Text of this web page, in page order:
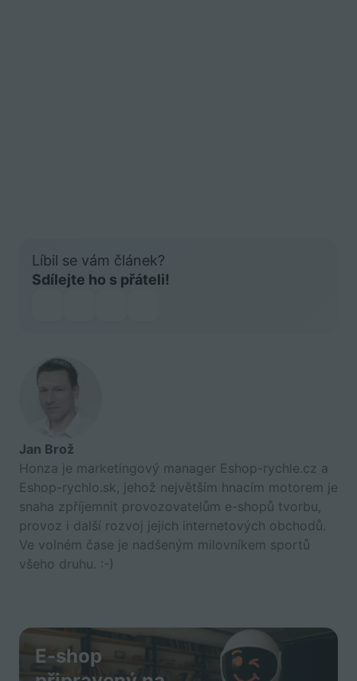
Líbil se vám článek?
Sdílejte ho s přáteli!
Jan Brož
Honza je marketingový manager Eshop-rychle.cz a
Eshop-rychlo.sk, jehož největším hnacím motorem je
snaha zpříjemnit provozovatelům e-shopů tvorbu,
provoz i další rozvoj jejich internetových obchodů.
Ve volném čase je nadšeným milovníkem sportů
všeho druhu. :-)
E-shop